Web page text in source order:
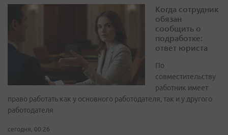
Когда сотрудник
обязан
сообщить о
подработке:
ответ юриста
По
совместительству
работник имеет
право работать как у основного работодателя, так и у другого
работодателя
сегодня, 00:26